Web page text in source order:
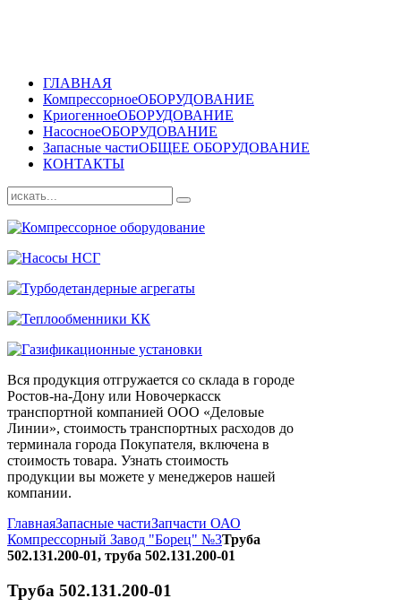
ГЛАВНАЯ
КомпрессорноеОБОРУДОВАНИЕ
КриогенноеОБОРУДОВАНИЕ
НасосноеОБОРУДОВАНИЕ
Запасные частиОБЩЕЕ ОБОРУДОВАНИЕ
КОНТАКТЫ
Вся продукция отгружается со склада в городе
Ростов-на-Дону или Новочеркасск
транспортной компанией ООО «Деловые
Линии», стоимость транспортных расходов до
терминала города Покупателя, включена в
стоимость товара. Узнать стоимость
продукции вы можете у менеджеров нашей
компании.
ГлавнаяЗапасные частиЗапчасти ОАО
Компрессорный Завод "Борец" №3Труба
502.131.200-01, труба 502.131.200-01
Труба 502.131.200-01